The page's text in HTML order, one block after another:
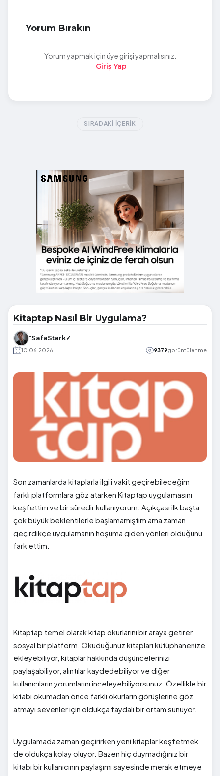
Yorum Bırakın
Yorum yapmak için üye girişi yapmalısınız.
Giriş Yap
SIRADAKI İÇERIK
Kitaptap Nasıl Bir Uygulama?
*SafaStark✓
10.06.2026 9379görüntülenme
Son zamanlarda kitaplarla ilgili vakit geçirebileceğim
farklı platformlara göz atarken Kitaptap uygulamasını
keşfettim ve bir süredir kullanıyorum. Açıkçası ilk başta
çok büyük beklentilerle başlamamıştım ama zaman
geçirdikçe uygulamanın hoşuma giden yönleri olduğunu
fark ettim.
Kitaptap temel olarak kitap okurlarını bir araya getiren
sosyal bir platform. Okuduğunuz kitapları kütüphanenize
ekleyebiliyor, kitaplar hakkında düşüncelerinizi
paylaşabiliyor, alıntılar kaydedebiliyor ve diğer
kullanıcıların yorumlarını inceleyebiliyorsunuz. Özellikle bir
kitabı okumadan önce farklı okurların görüşlerine göz
atmayı sevenler için oldukça faydalı bir ortam sunuyor.
Uygulamada zaman geçirirken yeni kitaplar keşfetmek
de oldukça kolay oluyor. Bazen hiç duymadığınız bir
kitabı bir kullanıcının paylaşımı sayesinde merak etmeye